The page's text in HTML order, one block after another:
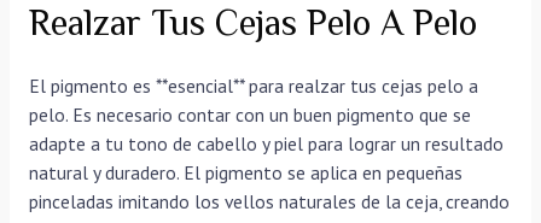
Realzar Tus Cejas Pelo A Pelo
El pigmento es **esencial** para realzar tus cejas pelo a
pelo. Es necesario contar con un buen pigmento que se
adapte a tu tono de cabello y piel para lograr un resultado
natural y duradero. El pigmento se aplica en pequeñas
pinceladas imitando los vellos naturales de la ceja, creando